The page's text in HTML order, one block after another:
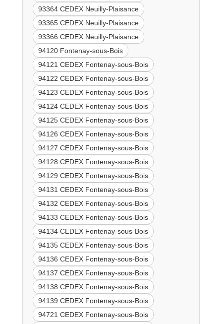
93364 CEDEX Neuilly-Plaisance
93365 CEDEX Neuilly-Plaisance
93366 CEDEX Neuilly-Plaisance
94120 Fontenay-sous-Bois
94121 CEDEX Fontenay-sous-Bois
94122 CEDEX Fontenay-sous-Bois
94123 CEDEX Fontenay-sous-Bois
94124 CEDEX Fontenay-sous-Bois
94125 CEDEX Fontenay-sous-Bois
94126 CEDEX Fontenay-sous-Bois
94127 CEDEX Fontenay-sous-Bois
94128 CEDEX Fontenay-sous-Bois
94129 CEDEX Fontenay-sous-Bois
94131 CEDEX Fontenay-sous-Bois
94132 CEDEX Fontenay-sous-Bois
94133 CEDEX Fontenay-sous-Bois
94134 CEDEX Fontenay-sous-Bois
94135 CEDEX Fontenay-sous-Bois
94136 CEDEX Fontenay-sous-Bois
94137 CEDEX Fontenay-sous-Bois
94138 CEDEX Fontenay-sous-Bois
94139 CEDEX Fontenay-sous-Bois
94721 CEDEX Fontenay-sous-Bois